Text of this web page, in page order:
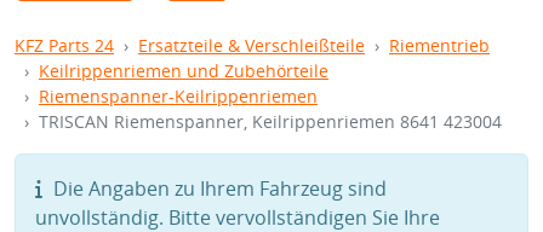
KFZ Parts 24 Ersatzteile & Verschleißteile
Riementrieb
Keilrippenriemen und Zubehörteile
Riemenspanner-Keilrippenriemen
TRISCAN Riemenspanner, Keilrippenriemen 8641 423004
Die Angaben zu Ihrem Fahrzeug sind
unvollständig. Bitte vervollständigen Sie Ihre